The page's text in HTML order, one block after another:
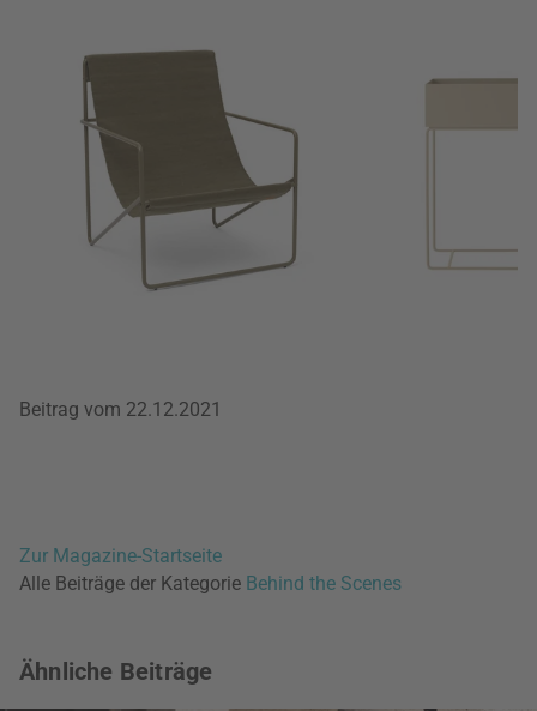
Beitrag vom 22.12.2021
Zur Magazine-Startseite
Alle Beiträge der Kategorie Behind the Scenes
Ähnliche Beiträge